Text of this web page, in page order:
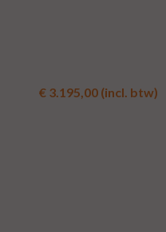
€ 3.195,00 (incl. btw)